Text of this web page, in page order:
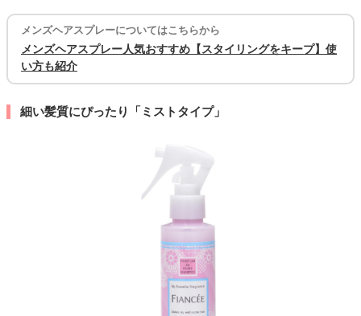
メンズヘアスプレーについてはこちらから
メンズヘアスプレー人気おすすめ【スタイリングをキープ】使
い方も紹介
細い髪質にぴったり「ミストタイプ」